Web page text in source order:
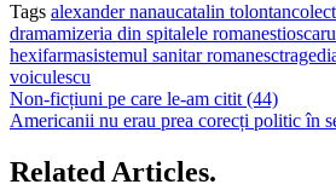
Tags alexander nanaucatalin tolontan
dramamizeria din spitalele romanesti
hexifarmasistemul sanitar romanesc
voiculescu
Non-ficțiuni pe care le-am citit (44)
Americanii nu erau prea corecți politic în
Related Articles.